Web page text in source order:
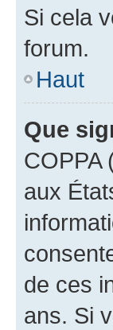
Si cela
forum.
Haut
Que
COPPA
aux
de ces
ans. Si